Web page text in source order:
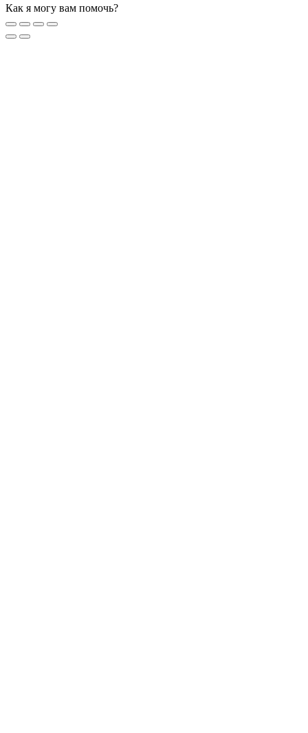
Как я могу вам помочь?